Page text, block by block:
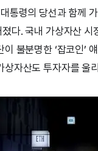
통령의 당선과 함께
다. 국내 가상자산
불분명한 ‘잡코인’
상자산도 투자자를 울